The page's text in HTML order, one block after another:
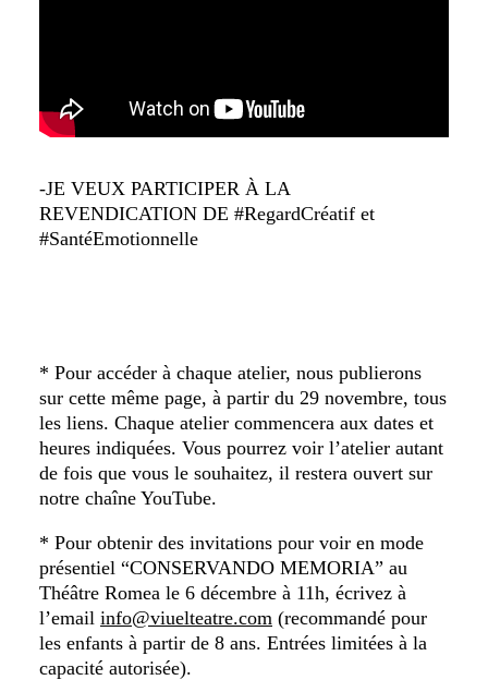
-JE VEUX PARTICIPER À LA
REVENDICATION DE #RegardCréatif et
#SantéEmotionnelle
* Pour accéder à chaque atelier, nous publierons
sur cette même page, à partir du 29 novembre, tous
les liens. Chaque atelier commencera aux dates et
heures indiquées. Vous pourrez voir l’atelier autant
de fois que vous le souhaitez, il restera ouvert sur
notre chaîne YouTube.
* Pour obtenir des invitations pour voir en mode
présentiel “CONSERVANDO MEMORIA” au
Théâtre Romea le 6 décembre à 11h, écrivez à
l’email info@viuelteatre.com (recommandé pour
les enfants à partir de 8 ans. Entrées limitées à la
capacité autorisée).